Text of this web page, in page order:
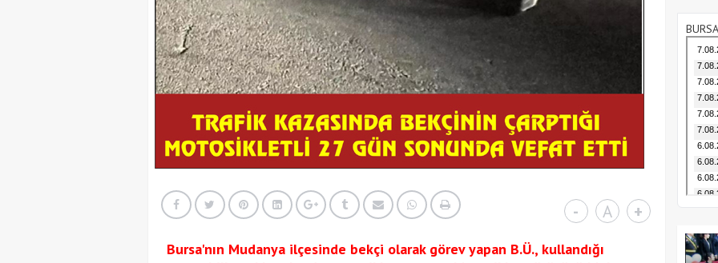
- A +
Bursa'nın Mudanya ilçesinde bekçi olarak görev yapan B.Ü., kullandığı